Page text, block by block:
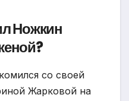
Ножкин
со своей
Жарковой на